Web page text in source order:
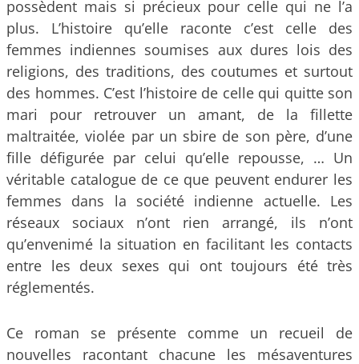
possèdent mais si précieux pour celle qui ne l’a
plus. L’histoire qu’elle raconte c’est celle des
femmes indiennes soumises aux dures lois des
religions, des traditions, des coutumes et surtout
des hommes. C’est l’histoire de celle qui quitte son
mari pour retrouver un amant, de la fillette
maltraitée, violée par un sbire de son père, d’une
fille défigurée par celui qu’elle repousse, … Un
véritable catalogue de ce que peuvent endurer les
femmes dans la société indienne actuelle. Les
réseaux sociaux n’ont rien arrangé, ils n’ont
qu’envenimé la situation en facilitant les contacts
entre les deux sexes qui ont toujours été très
réglementés.
Ce roman se présente comme un recueil de
nouvelles racontant chacune les mésaventures